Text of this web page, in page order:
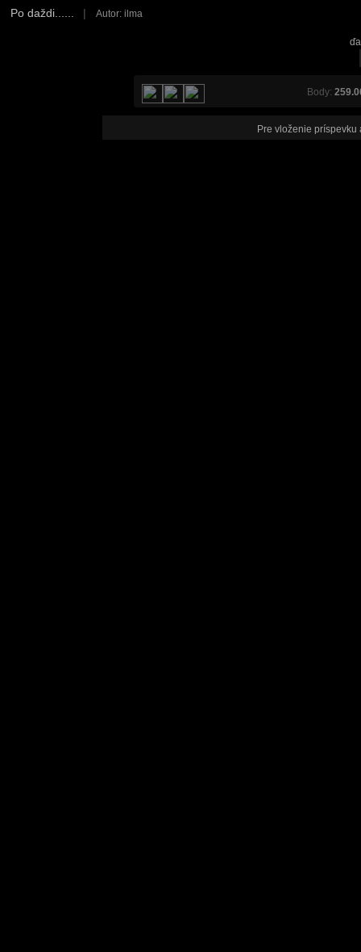
Po daždi...... | Autor: ilma
Body:
Pre vloženie